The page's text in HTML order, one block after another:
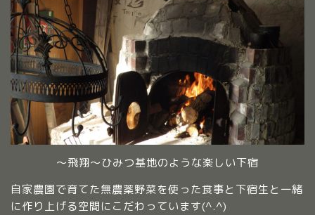
～飛翔～ひみつ基地のような楽しい下宿
自家農園で育てた無農薬野菜を使った食事と下宿生と一緒
に作り上げる空間にこだわっています(^.^)